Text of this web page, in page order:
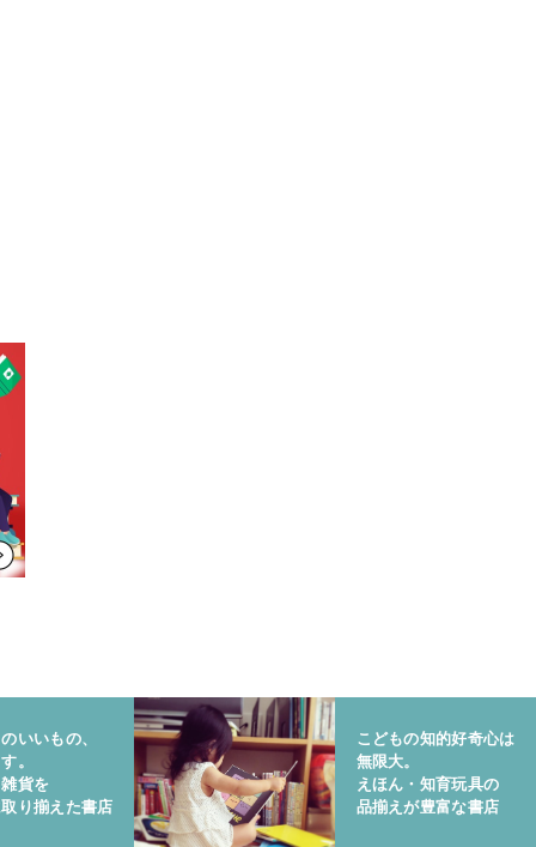
いいもの、
。
貨を
り揃えた書店
こどもの知的好奇心は
無限大。
えほん・知育玩具の
品揃えが豊富な書店